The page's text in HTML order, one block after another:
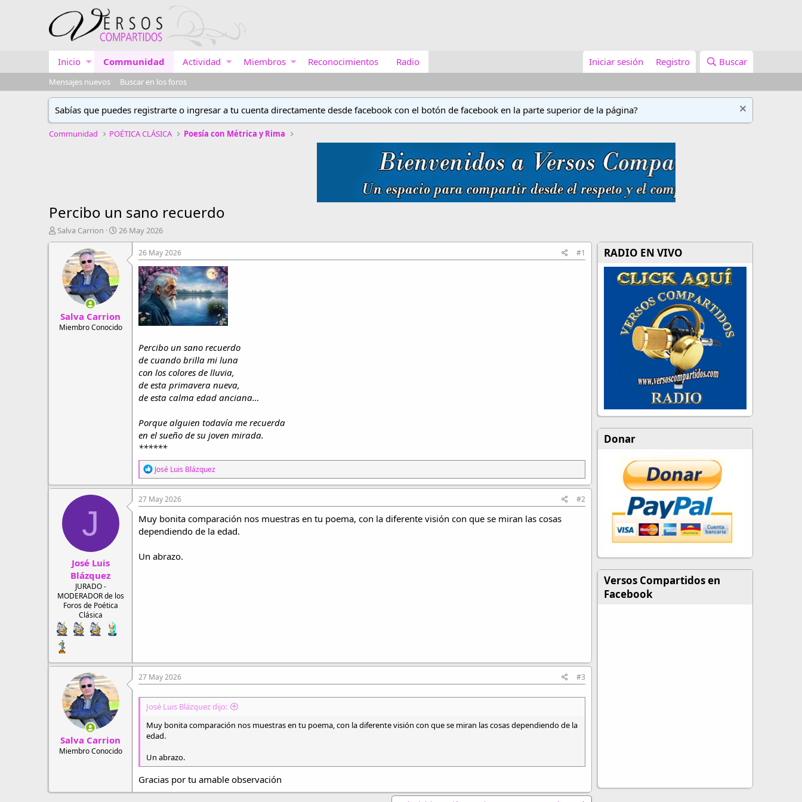
Inicio Communidad Actividad Miembros Reconocimientos Radio Iniciar sesión Registro Buscar
Mensajes nuevos Buscar en los foros
Sabías que puedes registrarte o ingresar a tu cuenta directamente desde facebook con el botón de facebook en la parte superior de la página?
Communidad POÉTICA CLÁSICA Poesía con Métrica y Rima
Percibo un sano recuerdo
A
u
Salva Carrion
F
e
a
d
n
i
26 May 2026
Salva Carrion
Miembro Conocido
26 May 2026 #1
Percibo un sano recuerdo
de cuando brilla mi luna
con los colores de lluvia,
de esta primavera nueva,
de esta calma edad anciana…
Porque alguien todavía me recuerda
en el sueño de su joven mirada.
******
R
e
a
c
c
i
o
n
s
José Luis Blázquez
J
José Luis
Blázquez
JURADO -
MODERADOR de los
Foros de Poética
Clásica
27 May 2026 #2
Muy bonita comparación nos muestras en tu poema, con la diferente visión con que se miran las cosas
dependiendo de la edad.
Un abrazo.
Salva Carrion
Miembro Conocido
27 May 2026 #3
José Luis Blázquez dijo:
Muy bonita comparación nos muestras en tu poema, con la diferente visión con que se miran las cosas dependiendo de la
edad.
Un abrazo.
Gracias por tu amable observación
RADIO EN VIVO
Donar
Versos Compartidos en
Facebook